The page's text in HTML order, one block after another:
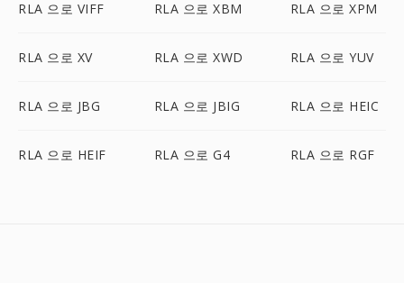
RLA 으로 VIFF RLA 으로 XBM RLA 으로 XPM
RLA 으로 XV RLA 으로 XWD RLA 으로 YUV
RLA 으로 JBG RLA 으로 JBIG RLA 으로 HEIC
RLA 으로 HEIF RLA 으로 G4 RLA 으로 RGF